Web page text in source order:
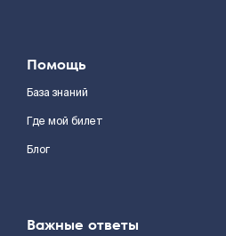
Помощь
База знаний
Где мой билет
Блог
Важные ответы